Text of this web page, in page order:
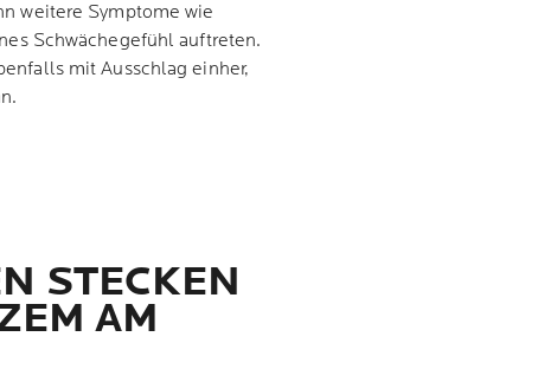
weitere Symptome wie
Schwächegefühl auftreten.
mit Ausschlag einher,
STECKEN
AM